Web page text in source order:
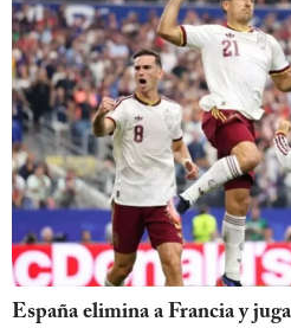
España elimina a Francia y